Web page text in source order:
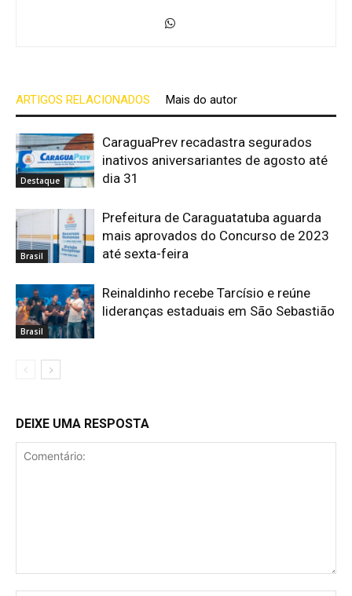
ARTIGOS RELACIONADOS Mais do autor
Destaque
CaraguaPrev recadastra segurados
inativos aniversariantes de agosto até
dia 31
Brasil
Prefeitura de Caraguatatuba aguarda
mais aprovados do Concurso de 2023
até sexta-feira
Brasil
Reinaldinho recebe Tarcísio e reúne
lideranças estaduais em São Sebastião
DEIXE UMA RESPOSTA